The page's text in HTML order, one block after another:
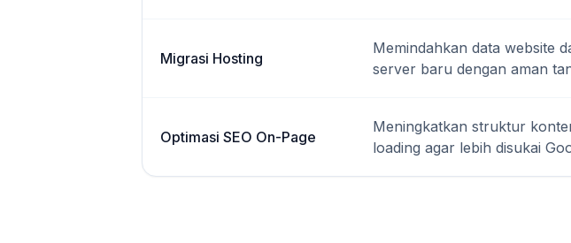
Migrasi Hosting
Memindahkan data website
server baru dengan aman
Optimasi SEO On-Page
Meningkatkan struktur
loading agar lebih disukai